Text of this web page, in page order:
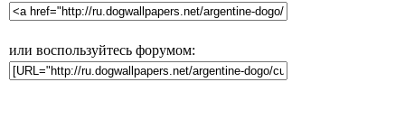
или воспользуйтесь форумом: